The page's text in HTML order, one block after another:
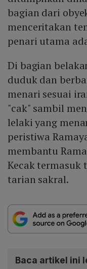
bagian dari
menceritakan
penari utama
Di bagian
duduk dan
menari sesuai
"cak" sambil
lelaki yang
peristiwa
membantu
Kecak termasuk
tarian sakral.
Baca artikel ini